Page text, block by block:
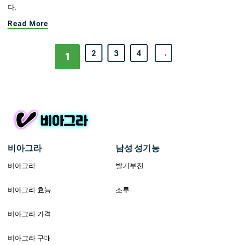
다.
Read More
1 2 3 4 →
비아그라
비아그라
비아그라 효능
비아그라 가격
비아그라 구매
남성 성기능
발기부전
조루